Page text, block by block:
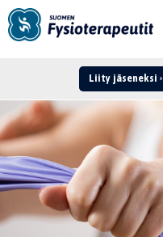
Liity jäseneksi